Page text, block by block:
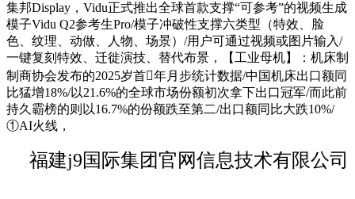
集邦Display，Vidu正式推出全球首款支撑“可参考”的视频生成
模子Vidu Q2参考生Pro/模子冲破性支撑六类型（特效、脸
色、纹理、动做、人物、场景）/用户可通过视频或图片输入/
一键复刻特效、迁徙演技、替代布景，【工业母机】：机床制
制商协会发布的2025岁首年月步统计数据/中国机床出口额同
比猛增18%/以21.6%的全球市场份额初次拿下出口冠军/而此前
持久霸榜的则以16.7%的份额跌至第二/出口额同比大跌10%/
①AI火线，
福建j9国际集团官网信息技术有限公司